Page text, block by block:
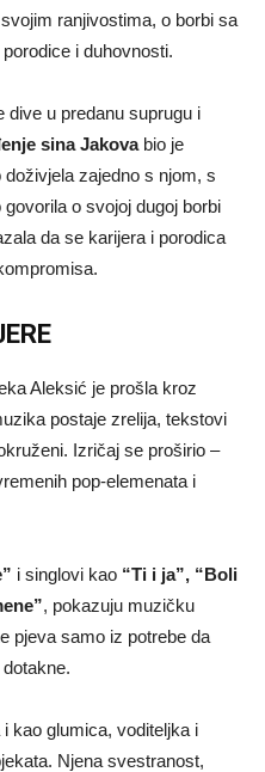
ranjivostima, o borbi sa
i duhovnosti.
u predanu suprugu i
sina Jakovabio je
zajedno s njom, s
o svojoj dugoj borbi
da se karijera i porodica
Aleksić je prošla kroz
postaje zrelija, tekstovi
Izričaj se proširio –
pop-elemenata i
i singlovi kao “Ti i ja”, “Boli
, pokazuju muzičku
pjeva samo iz potrebe da
kao glumica, voditeljka i
Njena svestranost,